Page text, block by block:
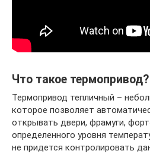
Что такое термопривод?
Термопривод тепличный –
которое позволяет
открывать двери, фрамуги,
определенного уровня
не придется контролировать